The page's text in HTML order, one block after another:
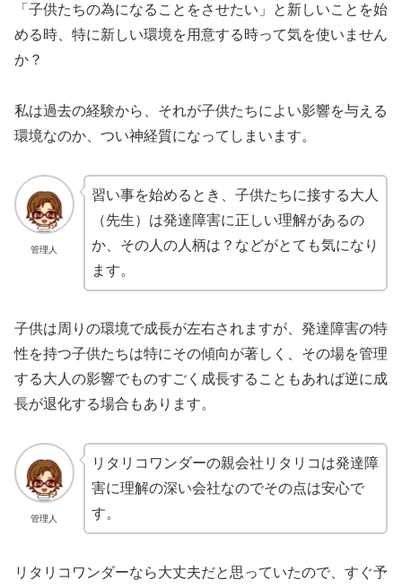
「子供たちの為になることをさせたい」と新しいことを始
める時、特に新しい環境を用意する時って気を使いません
か？
私は過去の経験から、それが子供たちによい影響を与える
環境なのか、つい神経質になってしまいます。
管理人
習い事を始めるとき、子供たちに接する大人
（先生）は発達障害に正しい理解があるの
か、その人の人柄は？などがとても気になり
ます。
子供は周りの環境で成長が左右されますが、発達障害の特
性を持つ子供たちは特にその傾向が著しく、その場を管理
する大人の影響でものすごく成長することもあれば逆に成
長が退化する場合もあります。
管理人
リタリコワンダーの親会社リタリコは発達障
害に理解の深い会社なのでその点は安心で
す。
リタリコワンダーなら大丈夫だと思っていたので、すぐ予